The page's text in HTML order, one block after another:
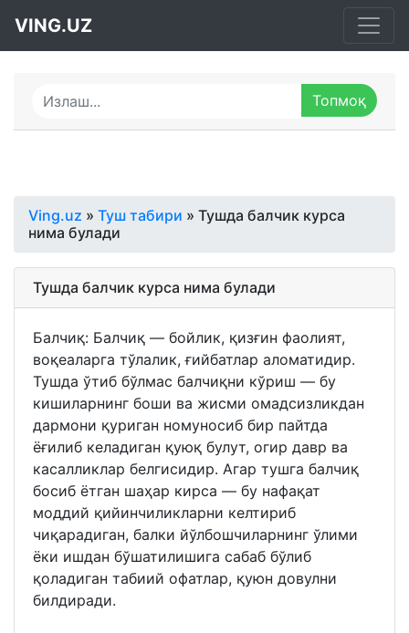
VING.UZ
Ving.uz » Туш табири » Тушда балчик курса
нима булади
Тушда балчик курса нима булади
Балчиқ: Балчиқ — бойлик, қизғин фаолият,
воқеаларга тўлалик, ғийбатлар аломатидир.
Тушда ўтиб бўлмас балчиқни кўриш — бу
кишиларнинг боши ва жисми омадсизликдан
дармони қуриган номуносиб бир пайтда
ёғилиб келадиган қуюқ булут, огир давр ва
касалликлар белгисидир. Агар тушга балчиқ
босиб ётган шаҳар кирса — бу нафақат
моддий қийинчиликларни келтириб
чиқарадиган, балки йўлбошчиларнинг ўлими
ёки ишдан бўшатилишига сабаб бўлиб
қоладиган табиий офатлар, қуюн довулни
билдиради.